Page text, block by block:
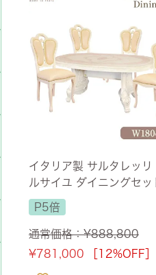
イタリア製 サルタレッリ
ルサイユ ダイニングセッ
4人掛け アイボリー 幅
m 【送料無料】
P5倍
通常価格：¥888,800
¥781,000 ［12%OFF］